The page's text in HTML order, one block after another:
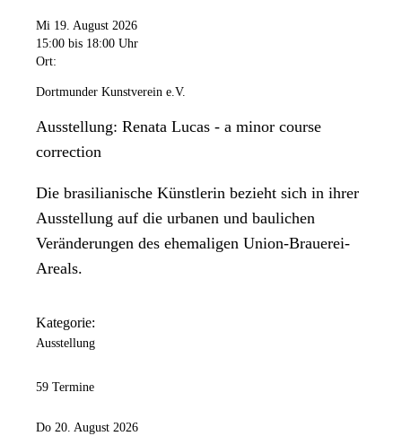
Mi 19. August 2026
15:00 bis 18:00 Uhr
Ort:
Dortmunder Kunstverein e.V.
Ausstellung: Renata Lucas - a minor course
correction
Die brasilianische Künstlerin bezieht sich in ihrer
Ausstellung auf die urbanen und baulichen
Veränderungen des ehemaligen Union-Brauerei-
Areals.
Kategorie:
Ausstellung
59 Termine
Do 20. August 2026